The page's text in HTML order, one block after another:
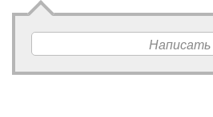
Написать